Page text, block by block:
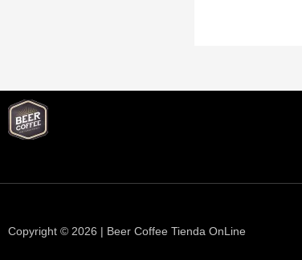
Copyright © 2026 | Beer Coffee Tienda OnLine